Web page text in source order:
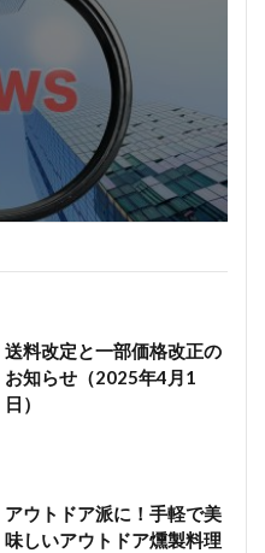
送料改定と一部価格改正の
お知らせ（2025年4月1
日）
アウトドア派に！手軽で美
味しいアウトドア燻製料理